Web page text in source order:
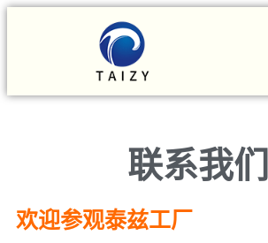
联系我们
欢迎参观泰兹工厂